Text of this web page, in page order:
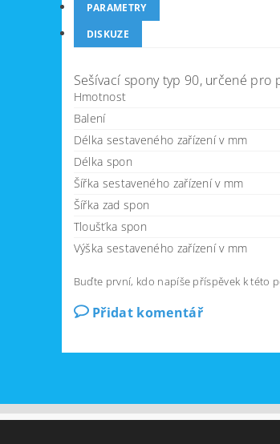
PARAMETRY
DISKUZE
Sešívací spony typ 90, určené pro
Hmotnost
Balení
Délka sestaveného zařízení v mm
Délka spon
Šířka sestaveného zařízení v mm
Šířka zad spon
Tloušťka spon
Výška sestaveného zařízení v mm
Buďte první, kdo napíše příspěvek k této
Přidat komentář